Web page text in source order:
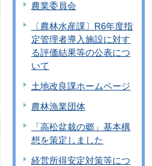
農業委員会
〔農林水産課〕R6年度指
定管理者導入施設に対す
る評価結果等の公表につ
いて
土地改良課ホームページ
農林漁業団体
「高松盆栽の郷」基本構
想を策定しました
経営所得安定対策等につ